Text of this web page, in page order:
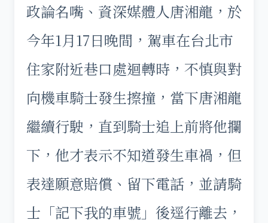
政論名嘴、資深媒體人唐湘龍，於
今年1月17日晚間，駕車在台北市
住家附近巷口處迴轉時，不慎與對
向機車騎士發生擦撞，當下唐湘龍
繼續行駛，直到騎士追上前將他攔
下，他才表示不知道發生車禍，但
表達願意賠償、留下電話，並請騎
士「記下我的車號」後逕行離去，